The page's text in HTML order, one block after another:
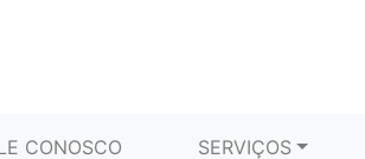
CONOSCO SERVIÇOS